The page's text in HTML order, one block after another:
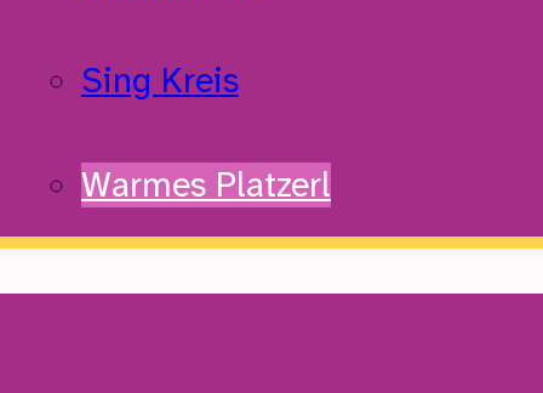
Sing Kreis
Warmes Platzerl